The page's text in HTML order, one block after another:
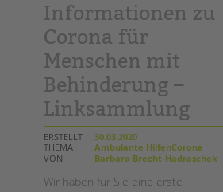
Informationen zu
Corona für
Menschen mit
Behinderung –
Linksammlung
ERSTELLT
30.03.2020
THEMA
Ambulante HilfenCorona
VON
Barbara Brecht-Hadraschek
Wir haben für Sie eine erste